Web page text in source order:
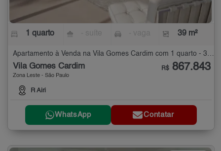
1 quarto 39 m²
Apartamento à Venda na Vila Gomes Cardim com 1 quarto - 39 m²
Vila Gomes Cardim
Zona Leste - São Paulo
R Airi
R$ 867.843
WhatsApp Contatar